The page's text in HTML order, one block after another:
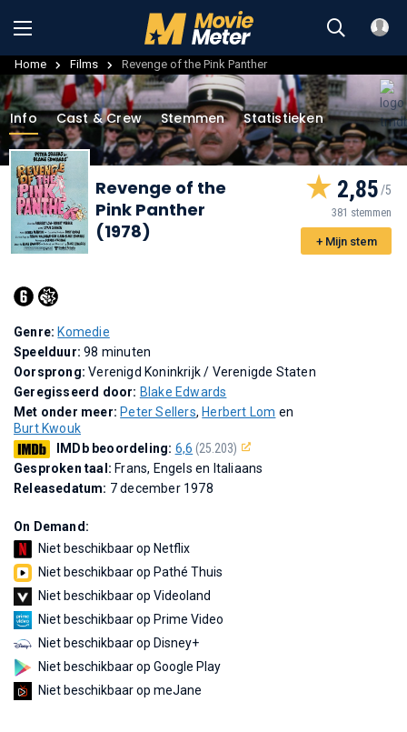
Home Films Revenge of the Pink Panther
Info Cast & Crew Stemmen Statistieken
Revenge of the
Pink Panther
(1978)
2,85
381 stemmen
+ Mijn stem
Genre: Komedie
Speelduur:98 minuten
Oorsprong:Verenigd Koninkrijk / Verenigde Staten
Geregisseerd door: Blake Edwards
Met onder meer: Peter Sellers, Herbert Lom en
Burt Kwouk
IMDb beoordeling: 6,6 (25.203)
Gesproken taal: Frans, Engels en Italiaans
Releasedatum: 7 december 1978
On Demand:
Niet beschikbaar op Netflix
Niet beschikbaar op Pathé Thuis
Niet beschikbaar op Videoland
Niet beschikbaar op Prime Video
Niet beschikbaar op Disney+
Niet beschikbaar op Google Play
Niet beschikbaar op meJane